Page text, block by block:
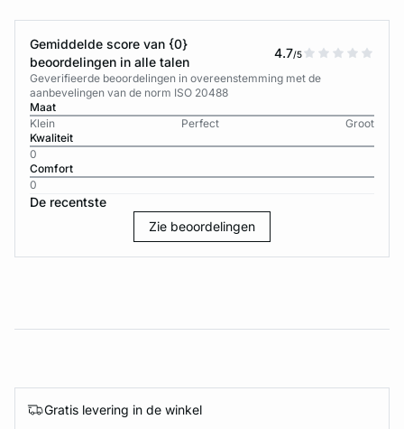
Gemiddelde score van {0}
beoordelingen in alle talen
4.7/5
Geverifieerde beoordelingen in overeenstemming met de
aanbevelingen van de norm ISO 20488
Maat
Klein
Perfect
Groot
Kwaliteit
0
Comfort
0
De recentste
Zie beoordelingen
Gratis levering in de winkel